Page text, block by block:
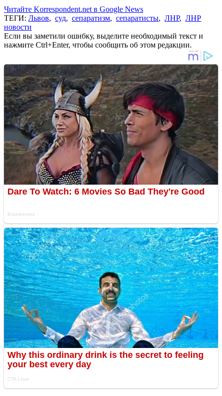
Читайте Korrespondent.net в Google News
ТЕГИ: Львов, суд, сепаратизм, сепаратисты, ЛНР, ЛНР
новости
Если вы заметили ошибку, выделите необходимый текст и
нажмите Ctrl+Enter, чтобы сообщить об этом редакции.